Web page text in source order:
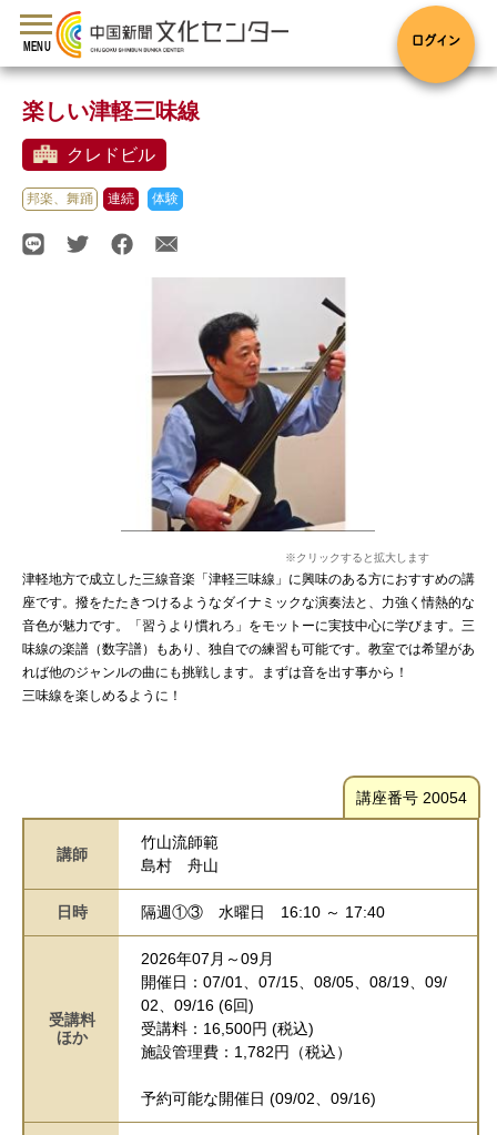
toggle
navigation
MENU ログイン
楽しい津軽三味線
クレドビル
邦楽、舞踊 連続 体験
※クリックすると拡大します
津軽地方で成立した三線音楽「津軽三味線」に興味のある方におすすめの講
座です。撥をたたきつけるようなダイナミックな演奏法と、力強く情熱的な
音色が魅力です。「習うより慣れろ」をモットーに実技中心に学びます。三
味線の楽譜（数字譜）もあり、独自での練習も可能です。教室では希望があ
れば他のジャンルの曲にも挑戦します。まずは音を出す事から！
三味線を楽しめるように！
講座番号 20054
講師
竹山流師範
島村 舟山
日時 隔週①③ 水曜日 16:10 ～ 17:40
受講料
ほか
2026年07月～09月
開催日：07/01、07/15、08/05、08/19、09/
02、09/16 (6回)
受講料：16,500円 (税込)
施設管理費：1,782円（税込）
予約可能な開催日 (09/02、09/16)